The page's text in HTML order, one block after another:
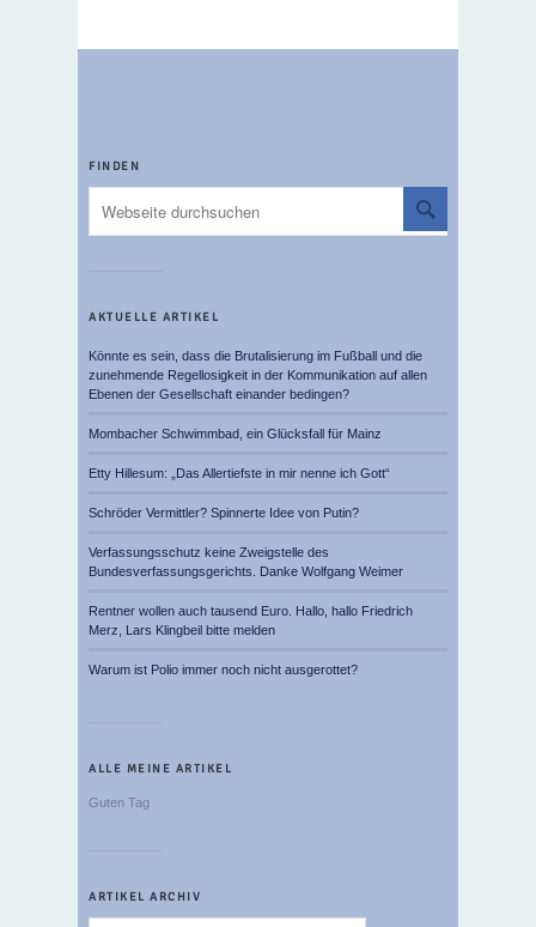
FINDEN
AKTUELLE ARTIKEL
Könnte es sein, dass die Brutalisierung im Fußball und die
zunehmende Regellosigkeit in der Kommunikation auf allen
Ebenen der Gesellschaft einander bedingen?
Mombacher Schwimmbad, ein Glücksfall für Mainz
Etty Hillesum: „Das Allertiefste in mir nenne ich Gott“
Schröder Vermittler? Spinnerte Idee von Putin?
Verfassungsschutz keine Zweigstelle des
Bundesverfassungsgerichts. Danke Wolfgang Weimer
Rentner wollen auch tausend Euro. Hallo, hallo Friedrich
Merz, Lars Klingbeil bitte melden
Warum ist Polio immer noch nicht ausgerottet?
ALLE MEINE ARTIKEL
Guten Tag
ARTIKEL ARCHIV